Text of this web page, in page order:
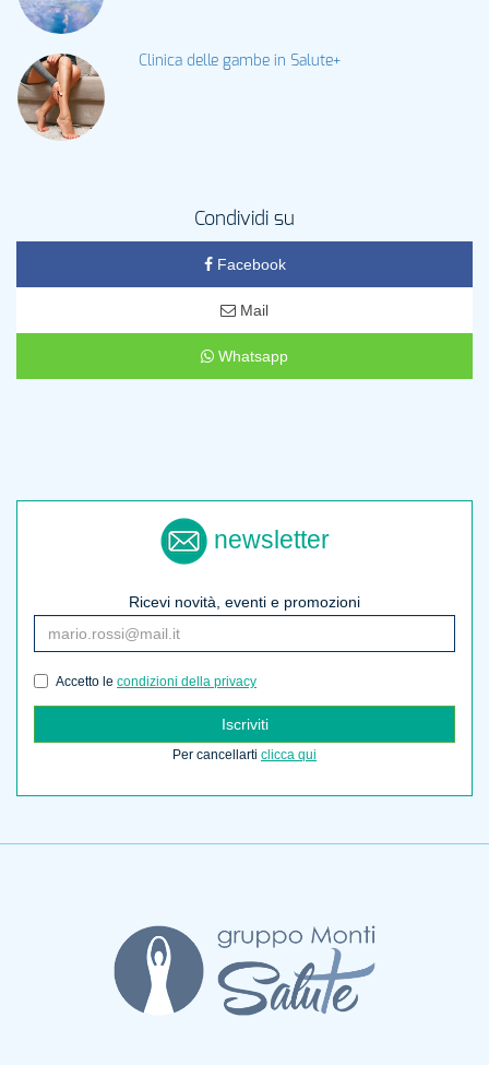
Clinica delle gambe in Salute+
Condividi su
Facebook
Mail
Whatsapp
newsletter
Ricevi novità, eventi e promozioni
Accetto le condizioni della privacy
Iscriviti
Per cancellarti clicca qui